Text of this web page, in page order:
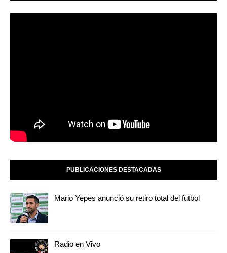
PUBLICACIONES DESTACADAS
Mario Yepes anunció su retiro total del futbol
Radio en Vivo